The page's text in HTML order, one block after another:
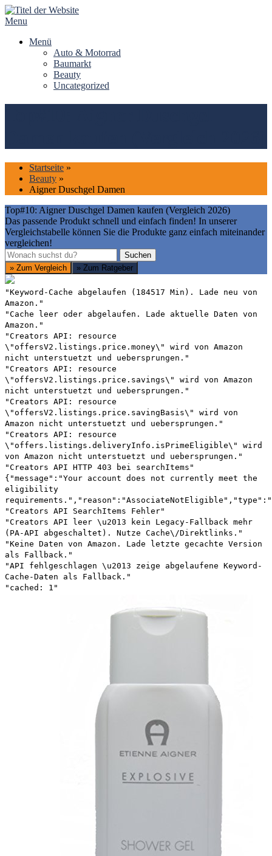
Skip
to
Menu
Menü
Auto & Motorrad
Baumarkt
Beauty
Uncategorized
Startseite »
Beauty »
Aigner Duschgel Damen
Top#10: Aigner Duschgel Damen kaufen (Vergleich 2026)
Das passende Produkt schnell und einfach finden! In unserer
Vergleichstabelle können Sie die Produkte ganz einfach miteinander
vergleichen!
Suchen
Suchen
» Zum Vergleich
» Zum Ratgeber
"Keyword-Cache abgelaufen (184517 Min). Lade neu von
Amazon."
"Cache leer oder abgelaufen. Lade aktuelle Daten von
Amazon."
"Creators API: resource
\"offersV2.listings.price.money\" wird von Amazon
nicht unterstuetzt und uebersprungen."
"Creators API: resource
\"offersV2.listings.price.savings\" wird von Amazon
nicht unterstuetzt und uebersprungen."
"Creators API: resource
\"offersV2.listings.price.savingBasis\" wird von
Amazon nicht unterstuetzt und uebersprungen."
"Creators API: resource
\"offers.listings.deliveryInfo.isPrimeEligible\" wird
von Amazon nicht unterstuetzt und uebersprungen."
"Creators API HTTP 403 bei searchItems"
{"message":"Your account does not currently meet the
eligibility
"Creators API SearchItems Fehler"
"Creators API leer \u2013 kein Legacy-Fallback mehr
(PA-API abgeschaltet). Nutze Cache\/Direktlinks."
"Keine Daten von Amazon. Lade letzte gecachte Version
als Fallback."
"API fehlgeschlagen \u2013 zeige abgelaufene Keyword-
Cache-Daten als Fallback."
"cached: 1"